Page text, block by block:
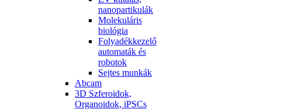
nanopartikulák
Molekuláris
biológia
Folyadékkezelő
automaták és
robotok
Sejtes munkák
Abcam
3D Szferoidok,
Organoidok, iPSCs